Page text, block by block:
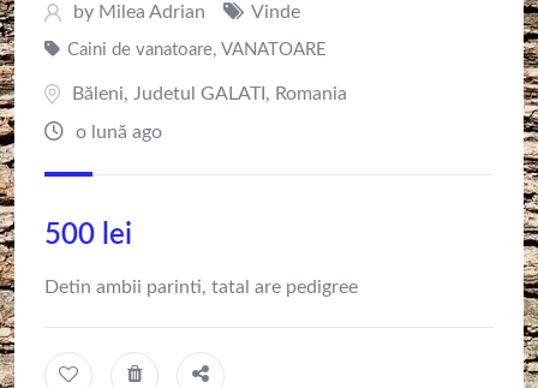
by Milea Adrian Vinde
Caini de vanatoare, VANATOARE
Băleni, Judetul GALATI , Romania
o lună ago
500 lei
Detin ambii parinti, tatal are pedigree